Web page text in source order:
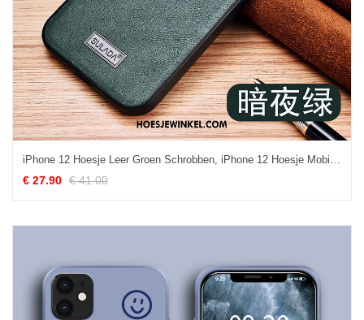
iPhone 12 Hoesje Leer Groen Schrobben, iPhone 12 Hoesje Mobiele Telefoon Hoes
€ 27.90 € 41.00